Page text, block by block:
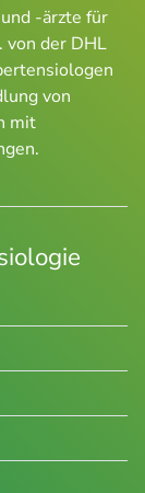
-ärzte für
von der DHL
von
mit